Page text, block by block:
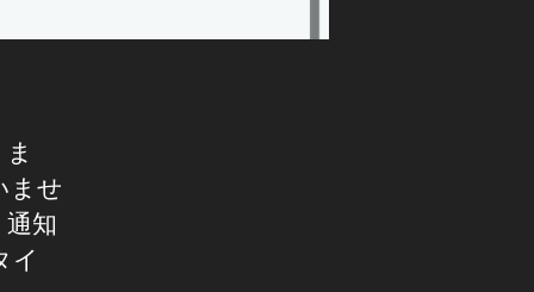
ませ
知
イ